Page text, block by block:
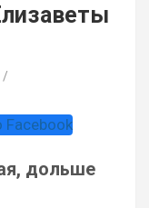
дольше